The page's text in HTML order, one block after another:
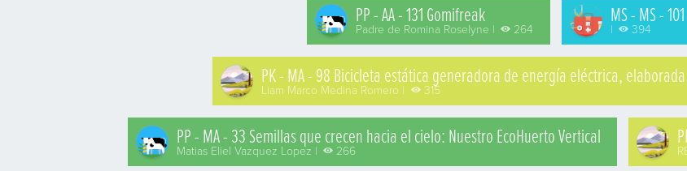
PP - AA - 131 Gomifreak
Padre de Romina Roselyne | 264
MS - MS -
| 394
PK - MA - 98 Bicicleta estática generadora de energía eléctrica,
Liam Marco Medina Romero | 315
PP - MA - 33 Semillas que crecen hacia el cielo: Nuestro EcoHuerto Vertical
Matias Eliel Vazquez Lopez | 266